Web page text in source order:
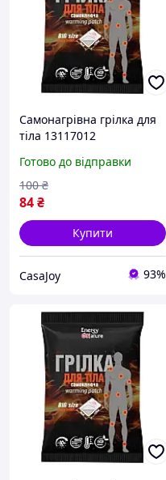
Самонагрівна грілка для
тіла 13117012
Готово до відправки
84₴
100 ₴
Купити
CasaJoy 93%